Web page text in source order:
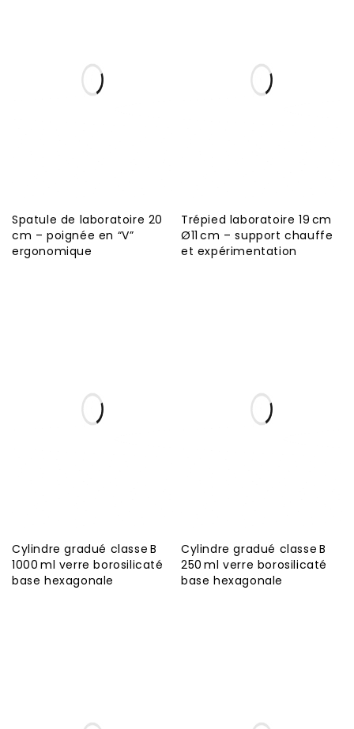
Spatule de laboratoire 20
cm – poignée en “V”
ergonomique
Trépied laboratoire 19 cm
Ø11 cm – support chauffe
et expérimentation
Cylindre gradué classe B
1000 ml verre borosilicaté
base hexagonale
Cylindre gradué classe B
250 ml verre borosilicaté
base hexagonale